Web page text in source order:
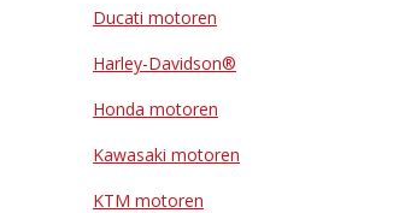
Ducati motoren
Harley-Davidson®
Honda motoren
Kawasaki motoren
KTM motoren